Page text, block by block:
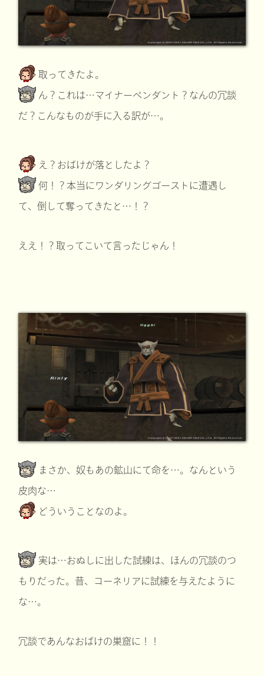
取ってきたよ。
ん？これは…マイナーペンダント？なんの冗談
だ？こんなものが手に入る訳が…。
え？おばけが落としたよ？
何！？本当にワンダリングゴーストに遭遇し
て、倒して奪ってきたと…！？
ええ！？取ってこいて言ったじゃん！
まさか、奴もあの鉱山にて命を…。なんという
皮肉な…
どういうことなのよ。
実は…おぬしに出した試練は、ほんの冗談のつ
もりだった。昔、コーネリアに試練を与えたように
な…。
冗談であんなおばけの巣窟に！！